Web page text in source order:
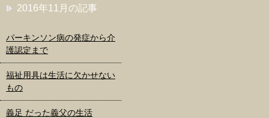
2016年11月の記事
パーキンソン病の発症から介
護認定まで
福祉用具は生活に欠かせない
もの
義足 だった義父の生活